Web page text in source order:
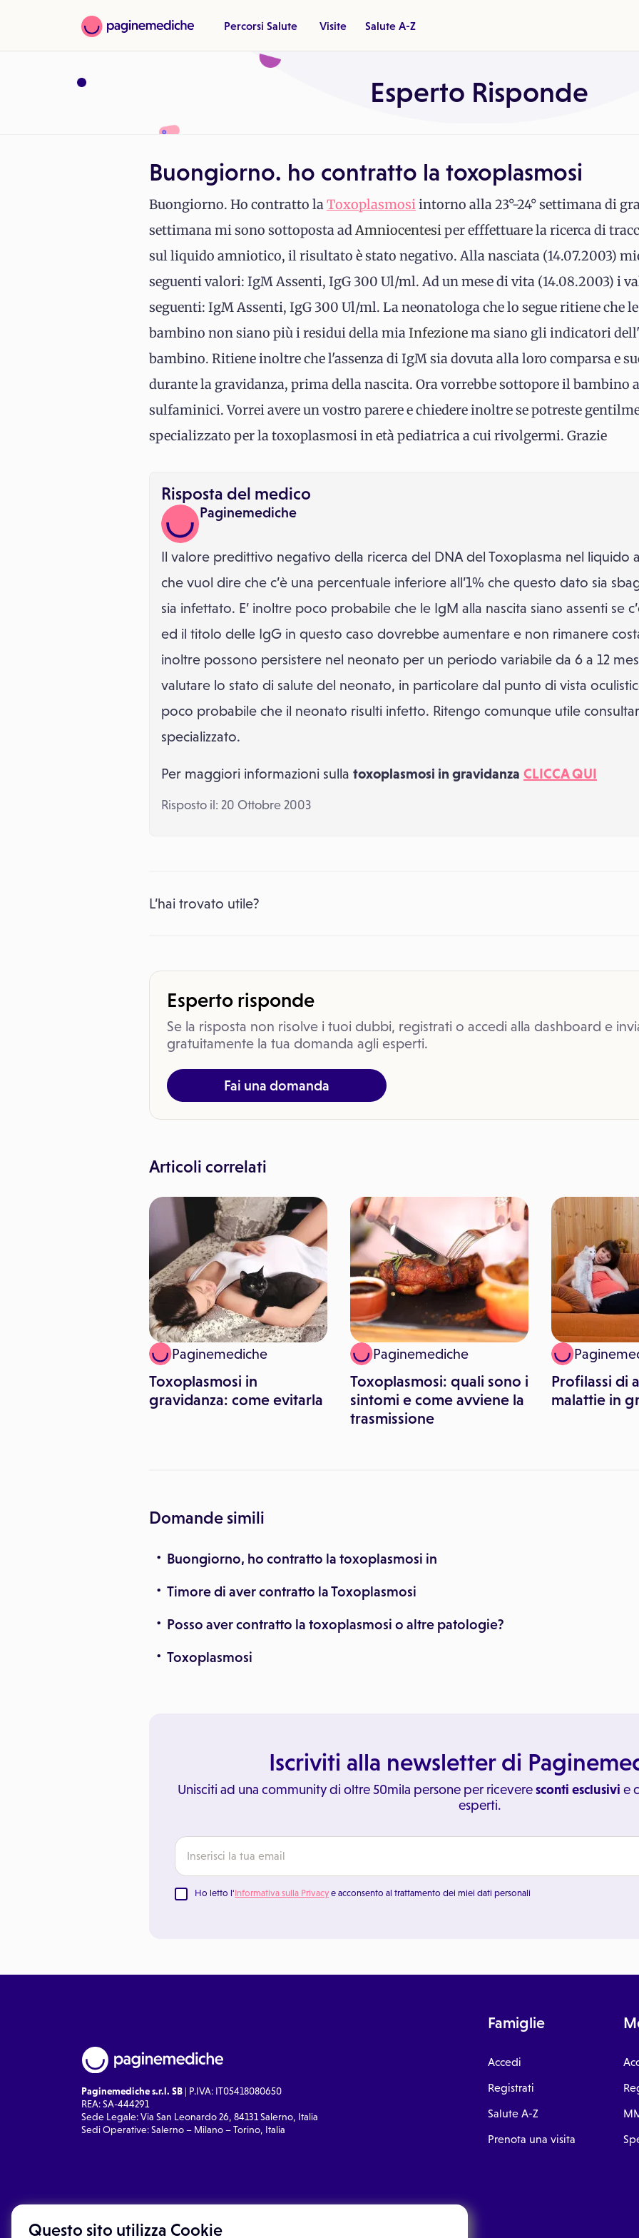
Questo sito utilizza Cookie
Percorsi Salute Visite Salute A-Z
Esperto Risponde
Buongiorno. ho contratto la toxoplasmosi
Buongiorno. Ho contratto laToxoplasmosiintorno alla 23°-24° settimana di
settimana mi sono sottoposta adAmniocentesiper efffettuare la ricerca di
sul liquido amniotico, il risultato è stato negativo. Alla nasciata (14.07.2003)
seguenti valori: IgM Assenti, IgG 300 Ul/ml. Ad un mese di vita (14.08.2003) i
seguenti: IgM Assenti, IgG 300 Ul/ml. La neonatologa che lo segue ritiene che
bambino non siano più i residui della miaInfezionema siano gli indicatori
bambino. Ritiene inoltre che l'assenza di IgM sia dovuta alla loro comparsa e
durante la gravidanza, prima della nascita. Ora vorrebbe sottopore il bambino
sulfaminici. Vorrei avere un vostro parere e chiedere inoltre se potreste
specializzato per la toxoplasmosi in età pediatrica a cui rivolgermi. Grazie
Risposta del medico
Paginemediche
Il valore predittivo negativo della ricerca del DNA del Toxoplasma nel liquido
che vuol dire che c’è una percentuale inferiore all’1% che questo dato sia
sia infettato. E’ inoltre poco probabile che le IgM alla nascita siano assenti se
ed il titolo delle IgG in questo caso dovrebbe aumentare e non rimanere
inoltre possono persistere nel neonato per un periodo variabile da 6 a 12
valutare lo stato di salute del neonato, in particolare dal punto di vista
poco probabile che il neonato risulti infetto. Ritengo comunque utile
specializzato.
Per maggiori informazioni sulla toxoplasmosi in gravidanza CLICCA QUI
Risposto il: 20 Ottobre 2003
L’hai trovato utile?
Esperto risponde
Se la risposta non risolve i tuoi dubbi, registrati o accedi alla dashboard e
gratuitamente la tua domanda agli esperti.
Fai una domanda
Articoli correlati
Paginemediche
Toxoplasmosi in
gravidanza: come evitarla
Paginemediche
Toxoplasmosi: quali sono i
sintomi e come avviene la
trasmissione
Profilassi di
malattie in
Domande simili
Buongiorno, ho contratto la toxoplasmosi in
Timore di aver contratto la Toxoplasmosi
Posso aver contratto la toxoplasmosi o altre patologie?
Toxoplasmosi
Iscriviti alla newsletter di
Unisciti ad una community di oltre 50mila persone per riceveresconti esclusivi e
esperti.
Ho letto l'Informativa sulla Privacy e acconsento al trattamento dei miei dati personali
Paginemediche s.r.l. SB | P.IVA: IT05418080650
REA: SA-444291
Sede Legale: Via San Leonardo 26, 84131 Salerno, Italia
Sedi Operative: Salerno – Milano – Torino, Italia
Famiglie
Accedi
Registrati
Salute A-Z
Prenota una visita